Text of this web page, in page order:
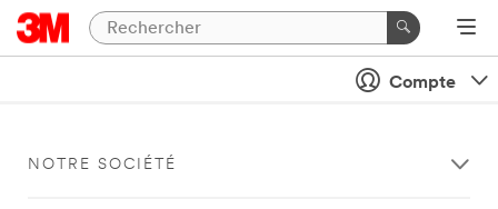
Compte
NOTRE SOCIÉTÉ